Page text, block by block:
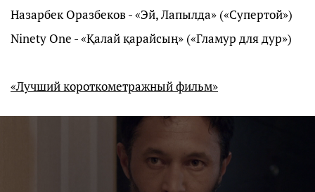
Назарбек Оразбеков - «Эй, Лапылда» («Супертой»)
Ninety One - «Қалай қарайсың» («Гламур для дур»)
«Лучший короткометражный фильм»